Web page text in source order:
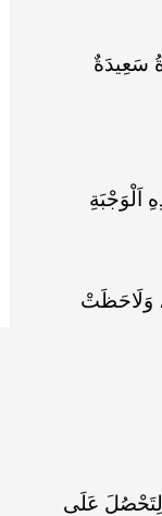
سَعِيدَةٌ
اَلْوَجْبَةِ
وَلَاحَظَتْ
لِتَحْصُلَ عَلَى